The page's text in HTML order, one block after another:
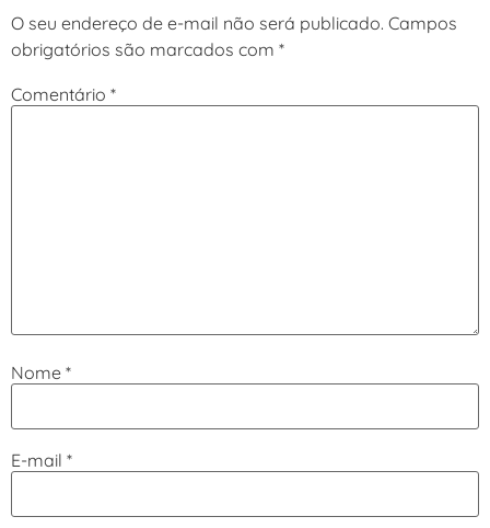
O seu endereço de e-mail não será publicado. Campos
obrigatórios são marcados com *
Comentário *
Nome *
E-mail *